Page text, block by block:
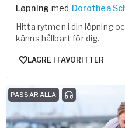
Løpning med Dorothea
Hitta rytmen i din löpning
känns hållbart för dig.
LAGRE I FAVORITTER
PASSAR ALLA